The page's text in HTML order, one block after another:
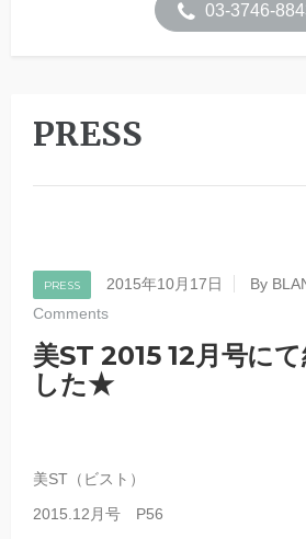
03-3746-
PRESS
PRESS 2015年10月17日 By
Comments
美ST 2015 12月号に
した★
美ST（ビスト）
2015.12月号 P56